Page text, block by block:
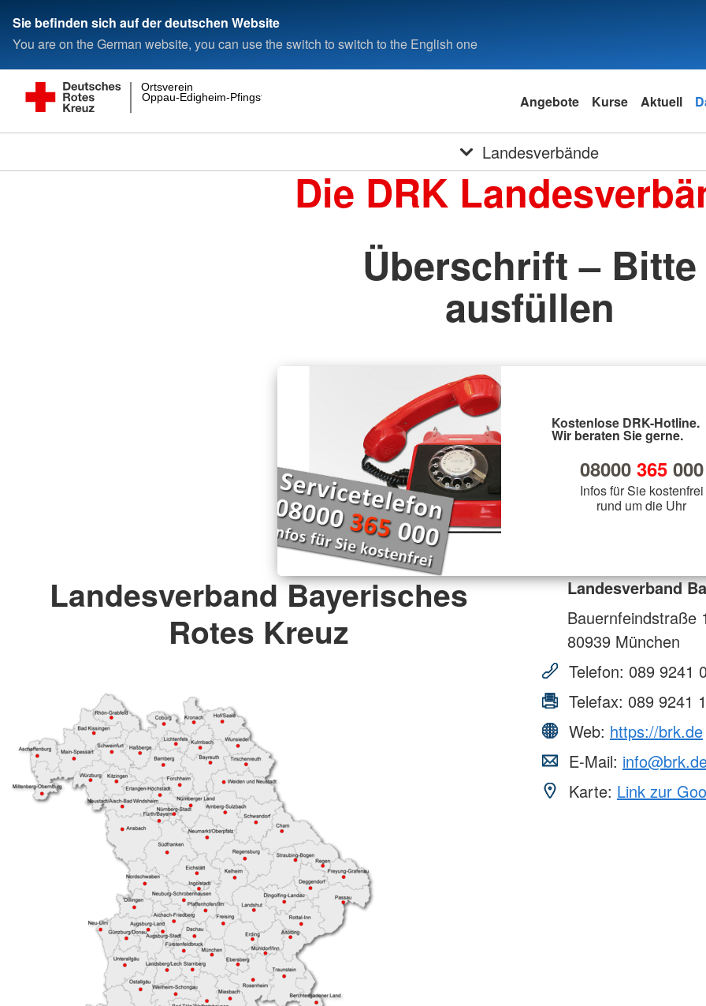
Sie befinden sich auf der deutschen Website
You are on the German website, you can use the switch to switch to the English one
Oppau-Edigheim-Pfingstweide e.V.
Ortsverein
Angebote Kurse Aktuell
Landesverbände
Die DRK
Überschrift – Bitte
ausfüllen
Kostenlose DRK-Hotline.
Wir beraten Sie gerne.
08000 365000
Infos für Sie kostenfrei
rund um die Uhr
Landesverband Bayerisches
Rotes Kreuz
Landesverband
Bauernfeindstraße
80939 München
Telefon: 089 9241
Telefax: 089 9241
Web: https://brk.de
E-Mail:
Karte: Link zur